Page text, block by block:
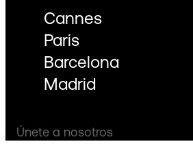
Cannes
Paris
Barcelona
Madrid
Únete a nosotros